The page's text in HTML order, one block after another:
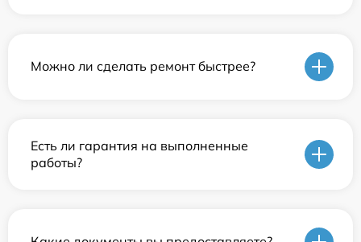
Можно ли сделать ремонт быстрее?
Есть ли гарантия на выполненные
работы?